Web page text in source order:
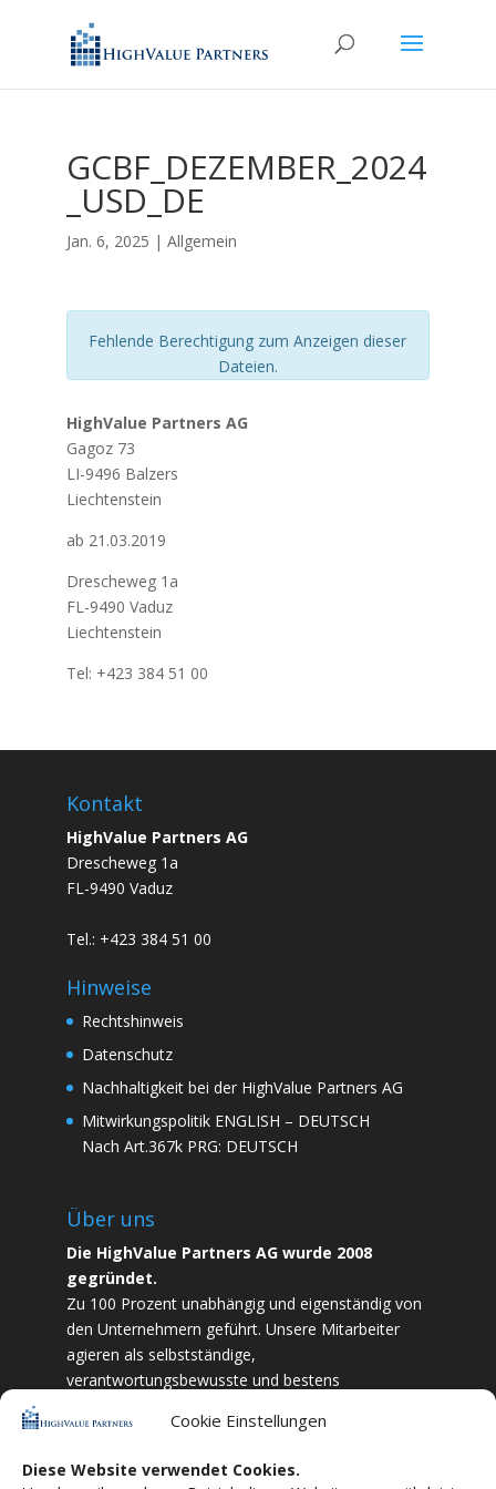
Cookie Einstellungen
Diese Website verwendet Cookies.
GCBF_DEZEMBER_2024
_USD_DE
Jan. 6, 2025 | Allgemein
Fehlende Berechtigung zum Anzeigen dieser
Dateien.
HighValue Partners AG
Gagoz 73
LI-9496 Balzers
Liechtenstein
ab 21.03.2019
Drescheweg 1a
FL-9490 Vaduz
Liechtenstein
Tel: +423 384 51 00
Kontakt
HighValue Partners AG
Drescheweg 1a
FL-9490 Vaduz
Tel.: +423 384 51 00
Hinweise
Rechtshinweis
Datenschutz
Nachhaltigkeit bei der HighValue Partners AG
Mitwirkungspolitik ENGLISH – DEUTSCH
Nach Art.367k PRG: DEUTSCH
Über uns
Die HighValue Partners AG wurde 2008
gegründet.
Zu 100 Prozent unabhängig und eigenständig von
den Unternehmern geführt. Unsere Mitarbeiter
agieren als selbstständige,
verantwortungsbewusste und bestens
und Zielstrebigkeit sind wir bestrebt das